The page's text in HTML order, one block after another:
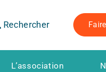
Rechercher
L’association